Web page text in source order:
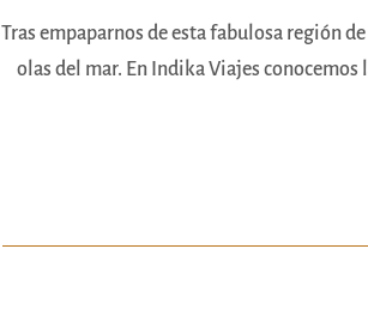
Tras empaparnos de esta fabulosa región
olas del mar. En Indika Viajes conocemos